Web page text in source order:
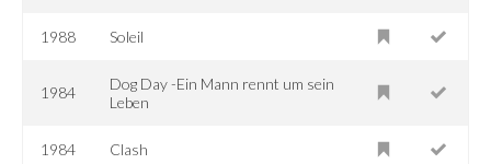
1988 Soleil
1984
Dog Day -Ein Mann rennt um sein
Leben
1984 Clash